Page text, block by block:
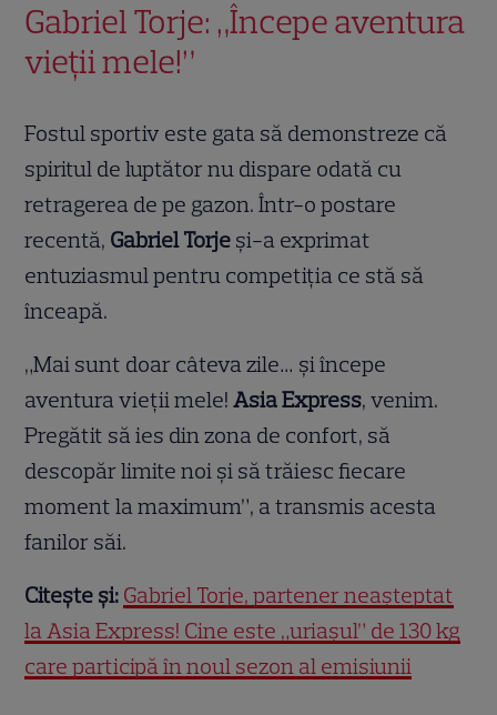
Gabriel Torje: „Începe aventura
vieții mele!”
Fostul sportiv este gata să demonstreze că
spiritul de luptător nu dispare odată cu
retragerea de pe gazon. Într-o postare
recentă, Gabriel Torje și-a exprimat
entuziasmul pentru competiția ce stă să
înceapă.
„Mai sunt doar câteva zile… și începe
aventura vieții mele!Asia Express, venim.
Pregătit să ies din zona de confort, să
descopăr limite noi și să trăiesc fiecare
moment la maximum”, a transmis acesta
fanilor săi.
Citește și: Gabriel Torje, partener neașteptat
la Asia Express! Cine este „uriașul” de 130 kg
care participă în noul sezon al emisiunii